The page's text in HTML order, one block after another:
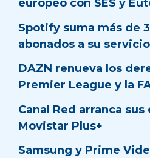
europeo con SES y
Spotify suma más de
abonados a su
DAZN renueva los
Premier League y la
Canal Red arranca
Movistar Plus+
Samsung y Prime